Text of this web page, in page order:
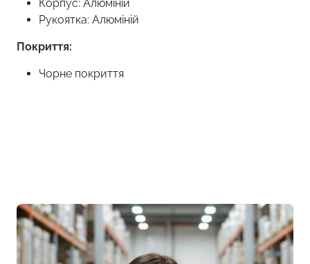
Корпус: Алюміній
Рукоятка: Алюміній
Покриття:
Чорне покриття